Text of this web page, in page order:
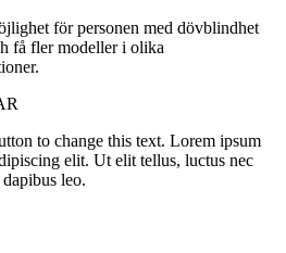
för personen med dövblindhet
få fler modeller i olika
to change this text. Lorem ipsum
elit. Ut elit tellus, luctus nec
leo.